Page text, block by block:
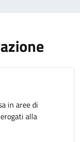
in aree di
alla